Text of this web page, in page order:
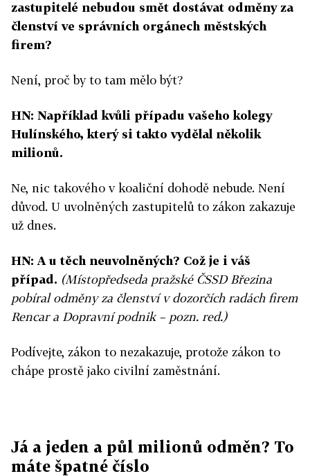
zastupitelé nebudou smět dostávat odměny za
členství ve správních orgánech městských
firem?
Není, proč by to tam mělo být?
HN: Například kvůli případu vašeho kolegy
Hulínského, který si takto vydělal několik
milionů.
Ne, nic takového v koaliční dohodě nebude. Není
důvod. U uvolněných zastupitelů to zákon zakazuje
už dnes.
HN: A u těch neuvolněných? Což je i váš
případ. (Místopředseda pražské ČSSD Březina
pobíral odměny za členství v dozorčích radách firem
Rencar a Dopravní podnik – pozn. red.)
Podívejte, zákon to nezakazuje, protože zákon to
chápe prostě jako civilní zaměstnání.
Já a jeden a půl milionů odměn? To
máte špatné číslo